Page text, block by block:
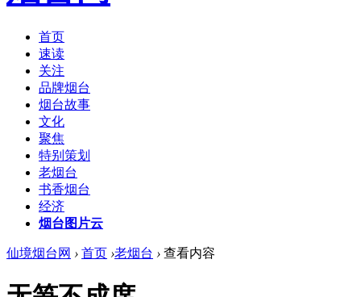
首页
速读
关注
品牌烟台
烟台故事
文化
聚焦
特别策划
老烟台
书香烟台
经济
烟台图片云
仙境烟台网 › 首页 ›老烟台 › 查看内容